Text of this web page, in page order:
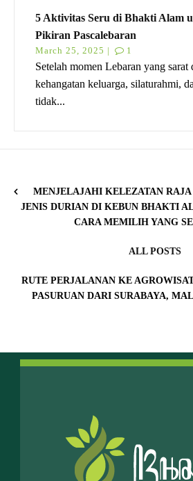
5 Aktivitas Seru di Bhakti Alam
Pikiran Pascalebaran
March 25, 2025 | 1
Setelah momen Lebaran yang sarat
kehangatan keluarga, silaturahmi,
tidak...
MENJELAJAHI KELEZATAN
JENIS DURIAN DI KEBUN BHAKTI
CARA MEMILIH YANG
ALL POSTS
RUTE PERJALANAN KE
PASURUAN DARI SURABAYA,